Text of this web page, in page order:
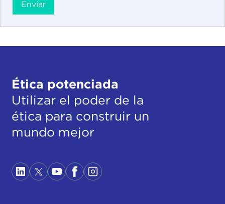
Enviar
Ética potenciada
Utilizar el poder de la
ética para construir un
mundo mejor